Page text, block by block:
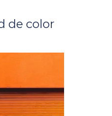
de color